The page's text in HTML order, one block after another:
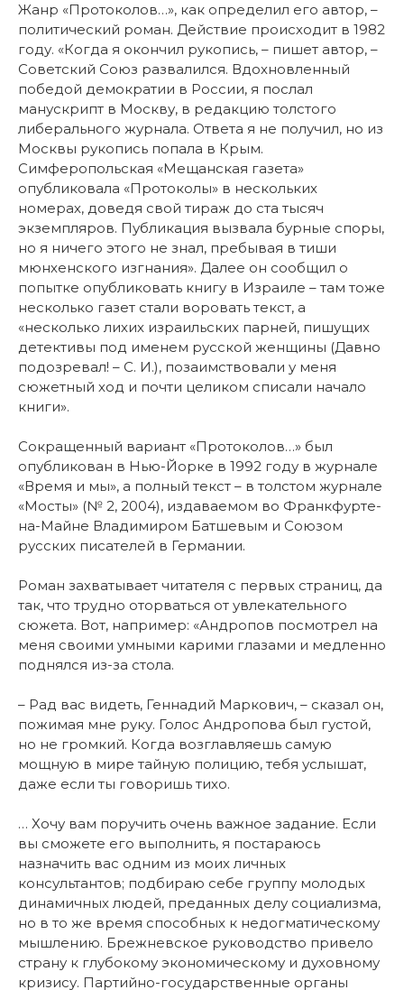
Жанр «Протоколов…», как определил его автор, –
политический роман. Действие происходит в 1982
году. «Когда я окончил рукопись, – пишет автор, –
Советский Союз развалился. Вдохновленный
победой демократии в России, я послал
манускрипт в Москву, в редакцию толстого
либерального журнала. Ответа я не получил, но из
Москвы рукопись попала в Крым.
Симферопольская «Мещанская газета»
опубликовала «Протоколы» в нескольких
номерах, доведя свой тираж до ста тысяч
экземпляров. Публикация вызвала бурные споры,
но я ничего этого не знал, пребывая в тиши
мюнхенского изгнания». Далее он сообщил о
попытке опубликовать книгу в Израиле – там тоже
несколько газет стали воровать текст, а
«несколько лихих израильских парней, пишущих
детективы под именем русской женщины (Давно
подозревал! – С. И.), позаимствовали у меня
сюжетный ход и почти целиком списали начало
книги».
Сокращенный вариант «Протоколов…» был
опубликован в Нью-Йорке в 1992 году в журнале
«Время и мы», а полный текст – в толстом журнале
«Мосты» (№ 2, 2004), издаваемом во Франкфурте-
на-Майне Владимиром Батшевым и Союзом
русских писателей в Германии.
Роман захватывает читателя с первых страниц, да
так, что трудно оторваться от увлекательного
сюжета. Вот, например: «Андропов посмотрел на
меня своими умными карими глазами и медленно
поднялся из-за стола.
– Рад вас видеть, Геннадий Маркович, – сказал он,
пожимая мне руку. Голос Андропова был густой,
но не громкий. Когда возглавляешь самую
мощную в мире тайную полицию, тебя услышат,
даже если ты говоришь тихо.
… Хочу вам поручить очень важное задание. Если
вы сможете его выполнить, я постараюсь
назначить вас одним из моих личных
консультантов; подбираю себе группу молодых
динамичных людей, преданных делу социализма,
но в то же время способных к недогматическому
мышлению. Брежневское руководство привело
страну к глубокому экономическому и духовному
кризису. Партийно-государственные органы